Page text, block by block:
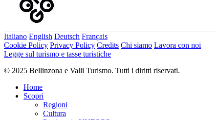
Italiano English Deutsch Français
Cookie Policy Privacy Policy Credits Chi siamo Lavora con noi
Legge sul turismo e tasse turistiche
© 2025 Bellinzona e Valli Turismo. Tutti i diritti riservati.
Home
Scopri
Regioni
Cultura